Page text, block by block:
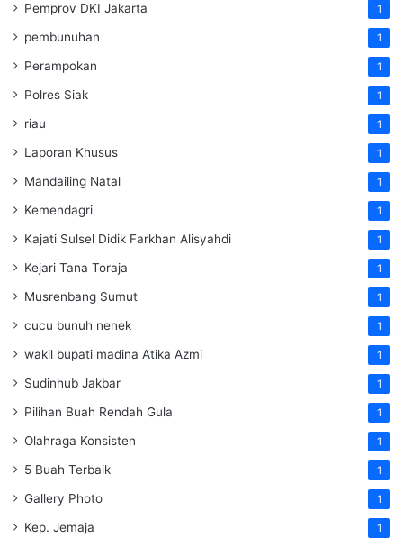
Pemprov DKI Jakarta 1
pembunuhan 1
Perampokan 1
Polres Siak 1
riau 1
Laporan Khusus 1
Mandailing Natal 1
Kemendagri 1
Kajati Sulsel Didik Farkhan Alisyahdi 1
Kejari Tana Toraja 1
Musrenbang Sumut 1
cucu bunuh nenek 1
wakil bupati madina Atika Azmi 1
Sudinhub Jakbar 1
Pilihan Buah Rendah Gula 1
Olahraga Konsisten 1
5 Buah Terbaik 1
Gallery Photo 1
Kep. Jemaja 1